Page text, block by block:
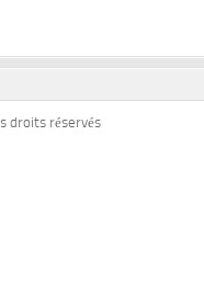
droits réservés